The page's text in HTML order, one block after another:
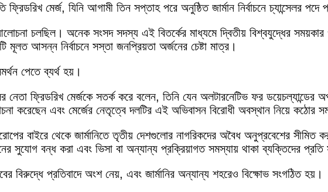
মের্জ, যিনি আগামী তিন সপ্তাহ পরে অনুষ্ঠিত জার্মান নির্বাচনে চ্যান্সেলর পদে
আলোচনা চলছিল। অনেক সংসদ সদস্য এই বিতর্কের মাধ্যমে দ্বিতীয় বিশ্বযুদ্ধের
আসন্ন নির্বাচনে সস্তা জনপ্রিয়তা অর্জনের চেষ্টা মাত্র।
পেতে ব্যর্থ হয়।
নেতা ফ্রিডরিখ মের্জকে সতর্ক করে বলেন, তিনি যেন অলটারনেটিভ ফর
করেছেন এবং মের্জের নেতৃত্বে দলটির এই অভিবাসন বিরোধী অবস্থান নিয়ে কঠোর
বাইরে থেকে জার্মানিতে তৃতীয় দেশগুলোর নাগরিকদের অবৈধ অনুপ্রবেশের
সুযোগ বন্ধ করা এবং ভিসা বা অন্যান্য প্রক্রিয়াগত সমস্যায় থাকা ব্যক্তিদের
বিরুদ্ধে প্রতিবাদে অংশ নেয়, এবং জার্মানির অন্যান্য শহরেও বিক্ষোভ সংগঠিত হয়।